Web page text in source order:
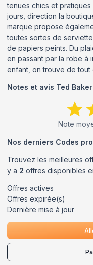
tenues chics et
jours, direction la
marque propose
toutes sortes de
de papiers peints. Du
en passant par la robe à
enfant, on trouve de tout
Notes et avis Ted Baker
Note
Nos derniers Codes
Trouvez les meilleures
y a 2 offres disponibles
Offres actives
Offres expirée(s)
Dernière mise à jour